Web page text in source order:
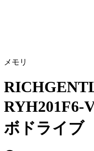
メモリ
RYH201F6-
ボドライブ